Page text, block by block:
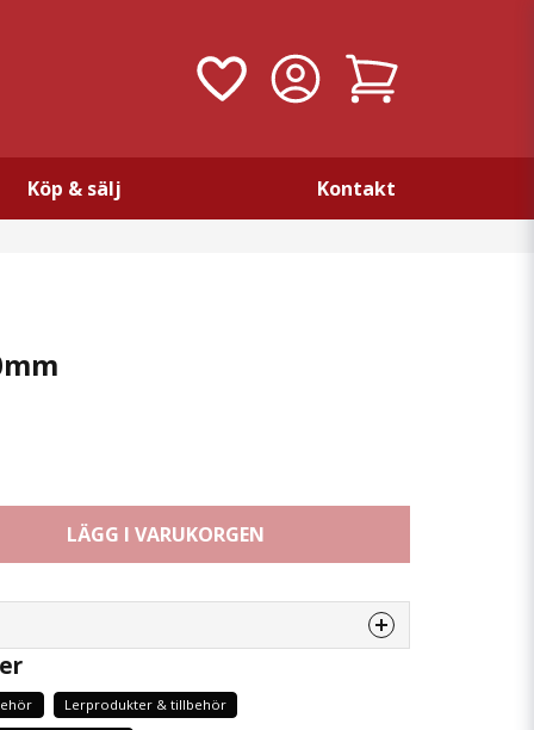
Köp & sälj Kontakt
LÄGG I VARUKORGEN
produkten...
Lerprodukter & tillbehör